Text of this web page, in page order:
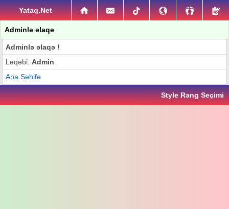
Yataq.Net
Adminlə əlaqə
Adminlə əlaqə !
Ləqəbi: Admin
Ana Səhifə
Style Rəng Seçimi